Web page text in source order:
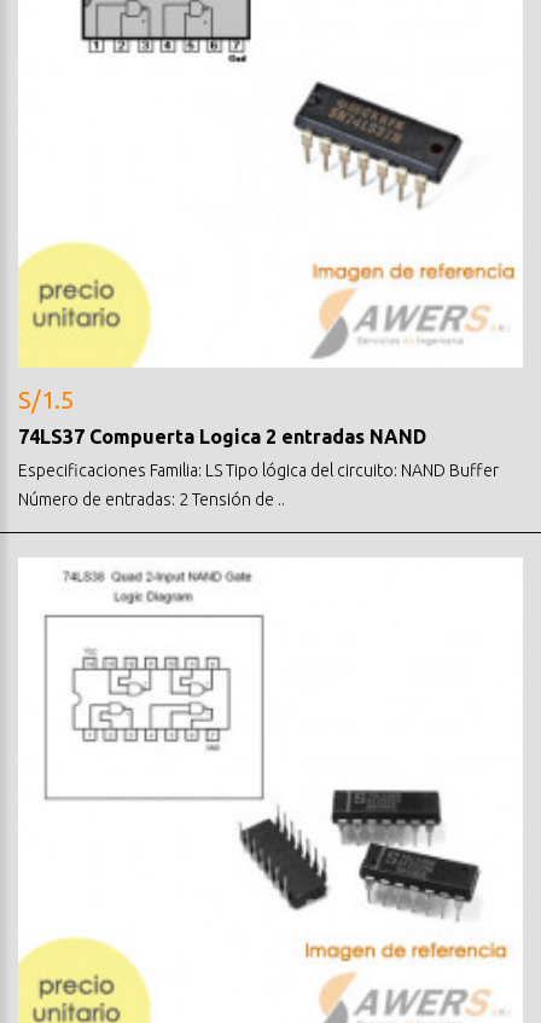
S/1.5
74LS37 Compuerta Logica 2 entradas NAND
Especificaciones Familia: LS Tipo lógica del circuito: NAND Buffer
Número de entradas: 2 Tensión de ..